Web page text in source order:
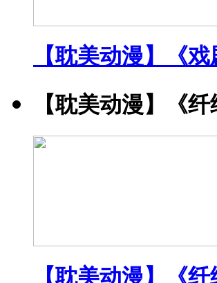
【耽美动漫】《
【耽美动漫】《
【耽美动漫】《